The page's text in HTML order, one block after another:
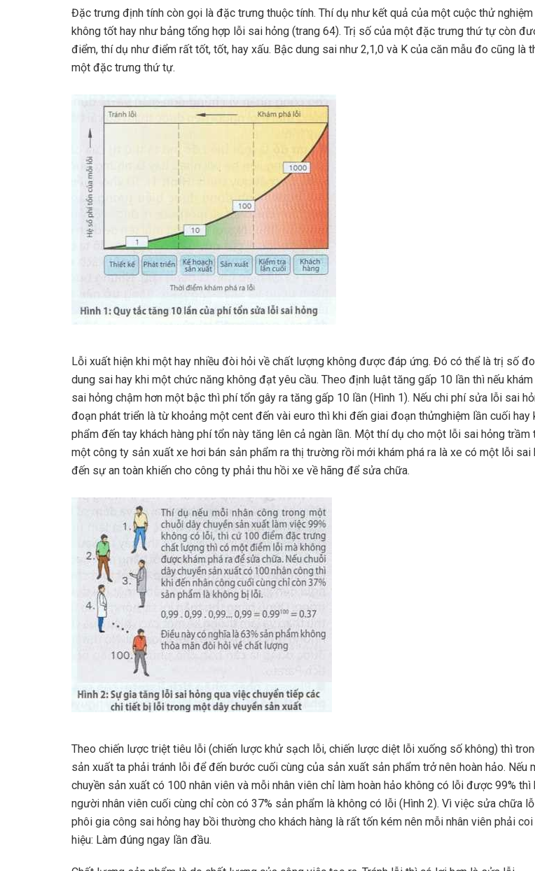
Đặc trưng định tính còn gọi là đặc trưng thuộc tính. Thí dụ như kết quả của một cuộc thử
không tốt hay như bảng tổng hợp lỗi sai hỏng (trang 64). Trị số của một đặc trưng thứ tự còn
điểm, thí dụ như điểm rất tốt, tốt, hay xấu. Bậc dung sai như 2,1,0 và K của căn mẫu đo cũng là
một đặc trưng thứ tự.
Lỗi xuất hiện khi một hay nhiều đòi hỏi về chất lượng không được đáp ứng. Đó có thể là trị số
dung sai hay khi một chức năng không đạt yêu cầu. Theo định luật tăng gấp 10 lần thì nếu
sai hỏng chậm hơn một bậc thì phí tổn gây ra tăng gấp 10 lần (Hình 1). Nếu chi phí sửa lỗi sai
đoạn phát triển là từ khoảng một cent đến vài euro thì khi đến giai đoạn thửnghiệm lần cuối hay
phẩm đến tay khách hàng phí tổn này tăng lên cả ngàn lần. Một thí dụ cho một lỗi sai hỏng trầm
một công ty sản xuất xe hơi bán sản phẩm ra thị trường rồi mới khám phá ra là xe có một lỗi sai
đến sự an toàn khiến cho công ty phải thu hồi xe về hãng để sửa chữa.
Theo chiến lược triệt tiêu lỗi (chiến lược khử sạch lỗi, chiến lược diệt lỗi xuống số không) thì
sản xuất ta phải tránh lỗi để đến bước cuối cùng của sản xuất sản phẩm trở nên hoàn hảo. Nếu
chuyền sản xuất có 100 nhân viên và mỗi nhân viên chỉ làm hoàn hảo không có lỗi được 99% thì
người nhân viên cuối cùng chỉ còn có 37% sản phẩm là không có lỗi (Hình 2). Vì việc sửa chữa
phôi gia công sai hỏng hay bồi thường cho khách hàng là rất tốn kém nên mỗi nhân viên phải
hiệu: Làm đúng ngay lần đầu.